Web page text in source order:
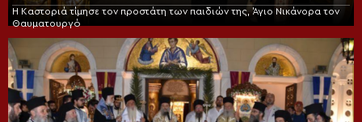
Η Καστοριά τίμησε τον προστάτη των παιδιών της, Άγιο Νικάνορα τον
Θαυματουργό